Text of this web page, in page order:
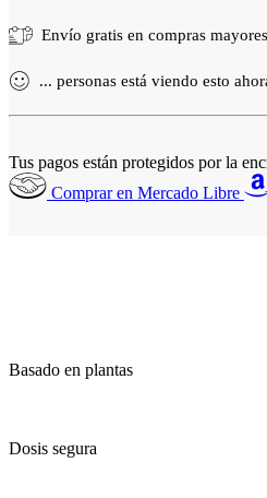
Envío gratis en compras
... personas está viendo esto
Tus pagos están protegidos por la
Comprar en Mercado Libre
Basado en plantas
Dosis segura